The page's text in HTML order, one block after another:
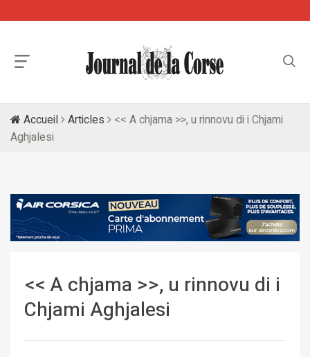
Accueil Articles
<< A chjama >>, u rinnovu di i Chjami
Aghjalesi
<< A chjama >>, u rinnovu di i
Chjami Aghjalesi